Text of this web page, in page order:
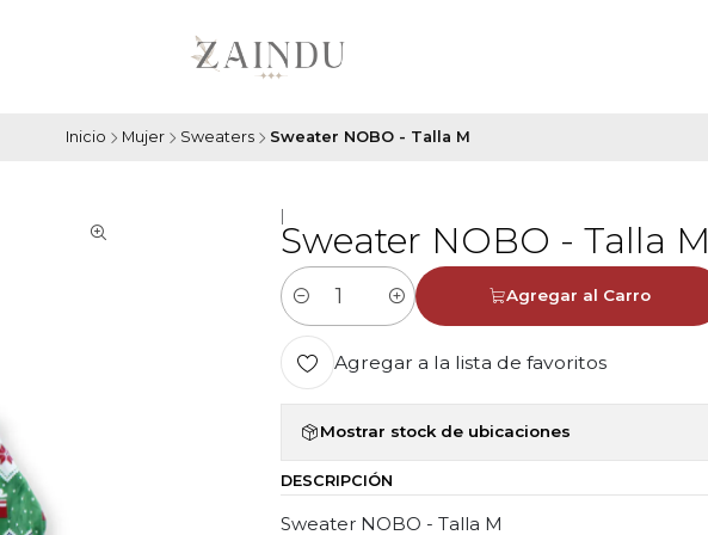
Inicio Mujer Sweaters Sweater NOBO - Talla M
Sweater NOBO - Talla M
Cantidad
Agregar al Carro
Agregar a la lista de favoritos
Mostrar stock de ubicaciones
DESCRIPCIÓN
Sweater NOBO - Talla M